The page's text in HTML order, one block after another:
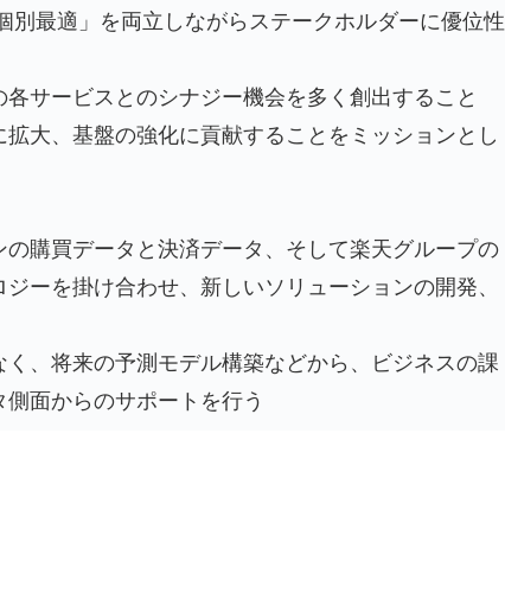
別最適」を両立しながらステークホルダーに優位性
各サービスとのシナジー機会を多く創出すること
大、基盤の強化に貢献することをミッションとし
の購買データと決済データ、そして楽天グループの
ーを掛け合わせ、新しいソリューションの開発、
く、将来の予測モデル構築などから、ビジネスの課
面からのサポートを行う